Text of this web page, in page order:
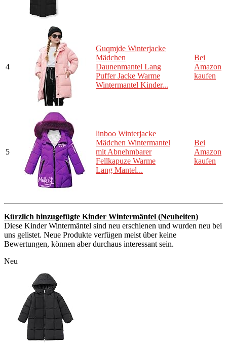
4
Guqmjde Winterjacke
Mädchen
Daunenmantel Lang
Puffer Jacke Warme
Wintermantel Kinder...
Bei
Amazon
kaufen
5
linboo Winterjacke
Mädchen Wintermantel
mit Abnehmbarer
Fellkapuze Warme
Lang Mantel...
Bei
Amazon
kaufen
Kürzlich hinzugefügte Kinder Wintermäntel (Neuheiten)
Diese Kinder Wintermäntel sind neu erschienen und wurden neu bei
uns gelistet. Neue Produkte verfügen meist über keine
Bewertungen, können aber durchaus interessant sein.
Neu